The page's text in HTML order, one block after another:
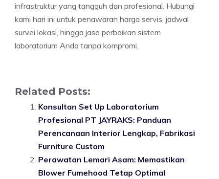
infrastruktur yang tangguh dan profesional. Hubungi
kami hari ini untuk penawaran harga servis, jadwal
survei lokasi, hingga jasa perbaikan sistem
laboratorium Anda tanpa kompromi.
Related Posts:
Konsultan Set Up Laboratorium
Profesional PT JAYRAKS: Panduan
Perencanaan Interior Lengkap, Fabrikasi
Furniture Custom
Perawatan Lemari Asam: Memastikan
Blower Fumehood Tetap Optimal